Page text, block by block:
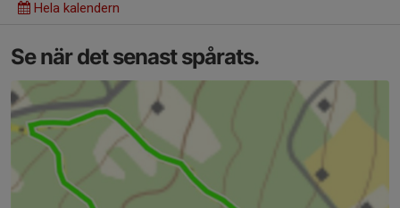
Hela kalendern
Se när det senast spårats.